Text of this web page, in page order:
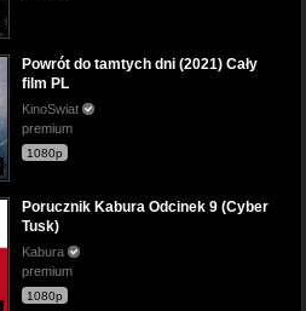
Powrót do tamtych dni (2021) Cały
film PL
KinoSwiat
premium
1080p
Porucznik Kabura Odcinek 9 (Cyber
Tusk)
Kabura
premium
1080p